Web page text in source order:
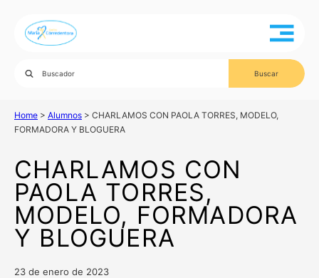
Home > Alumnos > CHARLAMOS CON PAOLA TORRES, MODELO,
FORMADORA Y BLOGUERA
CHARLAMOS CON
PAOLA TORRES,
MODELO, FORMADORA
Y BLOGUERA
23 de enero de 2023